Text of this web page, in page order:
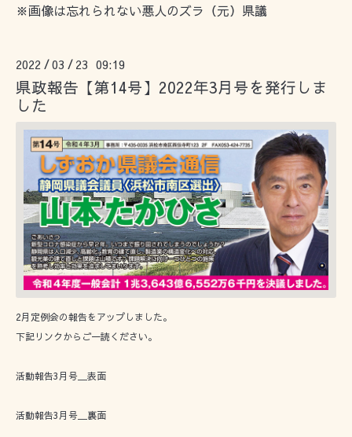
※画像は忘れられない悪人のズラ（元）県議
2022 /03 / 23 09:19
県政報告【第14号】2022年3月号を発行しま
した
2月定例会の報告をアップしました。
下記リンクからご一読ください。
活動報告3月号＿表面
活動報告3月号＿裏面